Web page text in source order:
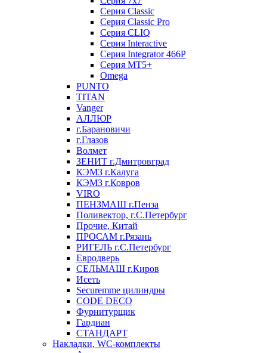
Серия Classic
Серия Classic Pro
Серия CLIQ
Серия Interactive
Серия Integrator 466P
Серия MT5+
Omega
PUNTO
TITAN
Vanger
АЛЛЮР
г.Барановичи
г.Глазов
Волмет
ЗЕНИТ г.Дмитровград
КЭМЗ г.Калуга
КЭМЗ г.Ковров
VIRO
ПЕНЗМАШ г.Пенза
Поливектор, г.С.Петербург
Прочие, Китай
ПРОСАМ г.Рязань
РИГЕЛЬ г.С.Петербург
Евродверь
СЕЛЬМАШ г.Киров
Исеть
Securemme цилиндры
CODE DECO
Фурнитурщик
Гардиан
СТАНДАРТ
Накладки, WC-комплекты